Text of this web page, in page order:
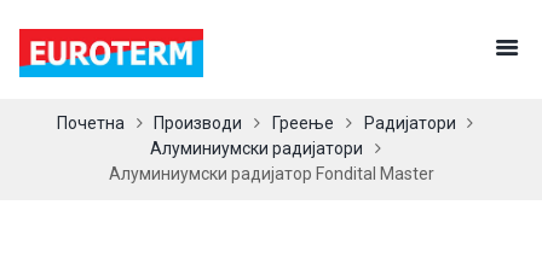
Почетна Производи Греење
Радијатори
Алуминиумски радијатори
Алуминиумски радијатор Fondital Master